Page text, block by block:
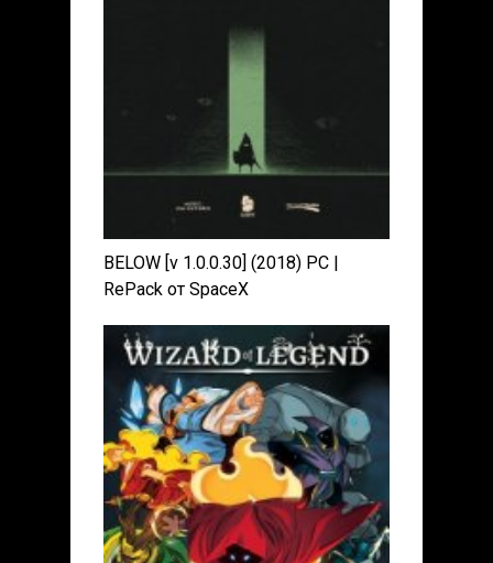
BELOW [v 1.0.0.30] (2018) PC |
RePack от SpaceX